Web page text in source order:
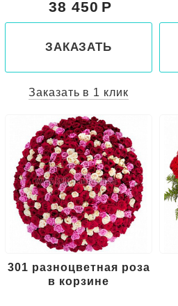
38 450
ЗАКАЗАТЬ
Заказать в 1 клик
301 разноцветная роза
в корзине